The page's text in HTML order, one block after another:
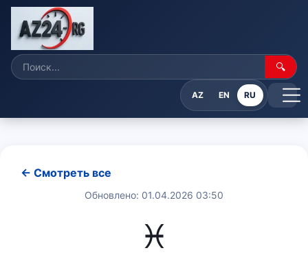
🔍
AZ EN RU
← Смотреть все
Обновлено: 01.04.2026 03:50
♓